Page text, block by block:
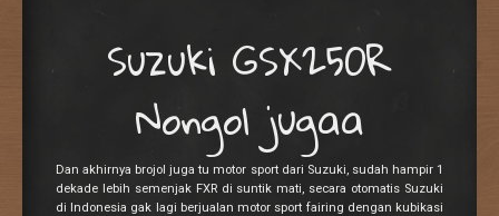
Suzuki GSX250R
Nongol jugaa
Dan akhirnya brojol juga tu motor sport dari Suzuki, sudah hampir 1
dekade lebih semenjak FXR di suntik mati, secara otomatis Suzuki
di Indonesia gak lagi berjualan motor sport fairing dengan kubikasi